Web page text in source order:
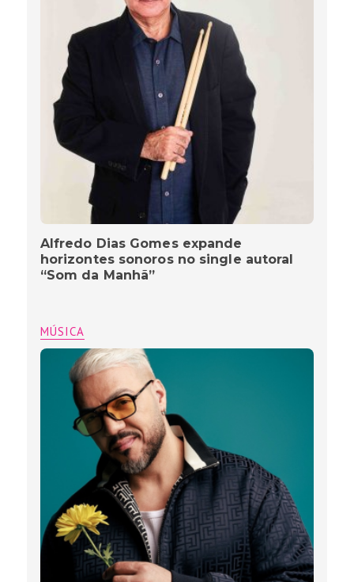
Alfredo Dias Gomes expande
horizontes sonoros no single autoral
“Som da Manhã”
MÚSICA